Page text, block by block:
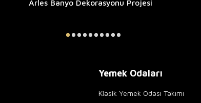
Arles Banyo Dekorasyonu Projesi
Yemek Odaları
Klasik Yemek Odası Takımı